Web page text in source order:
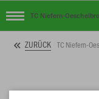
TC Niefern-
ZURÜCK TC Niefern-